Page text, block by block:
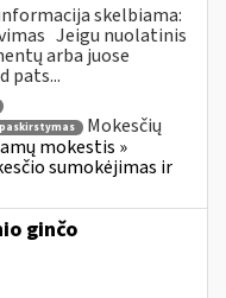
skelbiama:
Jeigu nuolatinis
arba juose
pats...
Mokesčių
mokestis »
sumokėjimas ir
ginčo